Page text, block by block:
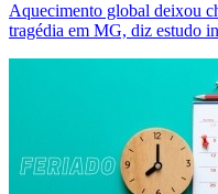
Aquecimento global deixou
tragédia em MG, diz estudo